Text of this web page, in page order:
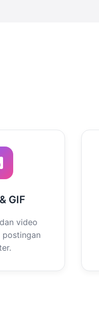
GIF
video
postingan